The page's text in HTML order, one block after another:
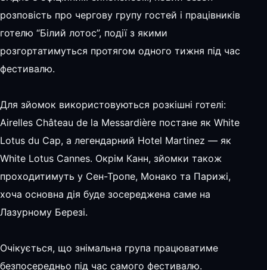
розповість про чергову групу гостей і працівників
готелю “Білий лотос”, події з якими
розгортатимуться протягом одного тижня під час
фестивалю.
Для зйомок використовуються розкішні готелі:
Airelles Château de la Messardière постане як White
Lotus du Cap, а легендарний Hotel Martinez — як
White Lotus Cannes. Окрім Канн, зйомки також
проходитимуть у Сен-Тропе, Монако та Парижі,
хоча основна дія буде зосереджена саме на
Лазурному Березі.
Очікується, що знімальна група працюватиме
безпосередньо під час самого фестивалю.